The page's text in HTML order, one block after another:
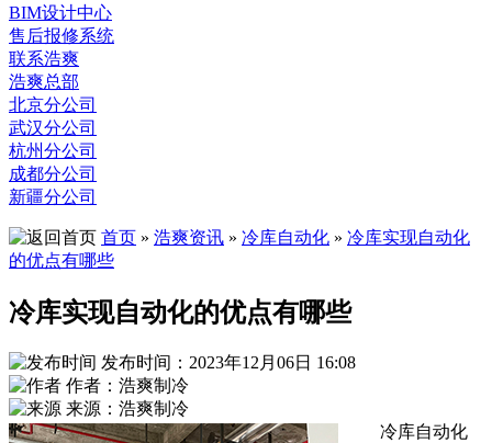
BIM设计中心
售后报修系统
联系浩爽
浩爽总部
北京分公司
武汉分公司
杭州分公司
成都分公司
新疆分公司
首页 » 浩爽资讯 » 冷库自动化 » 冷库实现自动化
的优点有哪些
冷库实现自动化的优点有哪些
发布时间：2023年12月06日 16:08
作者：浩爽制冷
来源：浩爽制冷
冷库自动化